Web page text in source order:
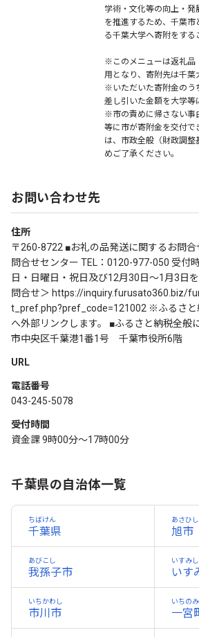
学術・文化等の向上・発
を推進するため、千葉
る千葉大学へ寄附をする
※このメニューは返礼品
用となり、寄附先は千葉
※いただいた寄附金のう
差し引いた金額を大学等
※市の責めに帰さない事
等に市が寄附金を交付で
は、市政全般（財政調
めご了承ください。
お問い合わせ先
住所
〒260-8722 ■お礼の品発送に関するお問
問合せセンター TEL：0120-977-050 受
日・日曜日・祝日及び12月30日～1月3日
問合せ＞ https://inquiry.furusato360.biz/
t_pref.php?pref_code=121002 ※ふるさと
へ外部リンクします。 ■ふるさと納税全般
市中央区千葉港1番1号 千葉市役所6階
URL
電話番号
043-245-5078
受付時間
資金課 9時00分～17時00分
千葉県の自治体一覧
千葉県
ちばけん
旭市
あさひし
我孫子市
あびこし
いす
いすみし
市川市
いちかわし
一宮
いちの